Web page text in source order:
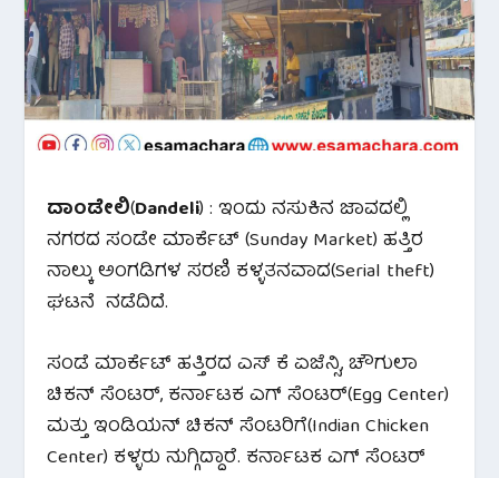
ದಾಂಡೇಲಿ(Dandeli) : ಇಂದು ನಸುಕಿನ ಜಾವದಲ್ಲಿ
ನಗರದ ಸಂಡೇ ಮಾರ್ಕೆಟ್ (Sunday Market) ಹತ್ತಿರ
ನಾಲ್ಕು ಅಂಗಡಿಗಳ ಸರಣಿ ಕಳ್ಳತನವಾದ(Serial theft)
ಘಟನೆ ನಡೆದಿದೆ.
ಸಂಡೆ ಮಾರ್ಕೆಟ್ ಹತ್ತಿರದ ಎಸ್ ಕೆ ಏಜೆನ್ಸಿ, ಚೌಗುಲಾ
ಚಿಕನ್ ಸೆಂಟರ್, ಕರ್ನಾಟಕ ಎಗ್ ಸೆಂಟರ್(Egg Center)
ಮತ್ತು ಇಂಡಿಯನ್ ಚಿಕನ್ ಸೆಂಟರಿಗೆ(Indian Chicken
Center) ಕಳ್ಳರು ನುಗ್ಗಿದ್ದಾರೆ. ಕರ್ನಾಟಕ ಎಗ್ ಸೆಂಟರ್